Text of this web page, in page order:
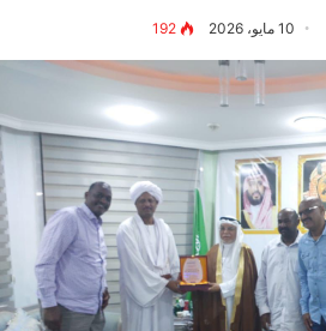
10 مايو، 2026 192